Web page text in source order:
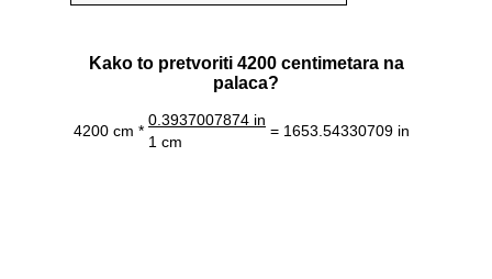
Kako to pretvoriti 4200 centimetara na
palaca?
4200 cm *
0.3937007874 in
= 1653.54330709 in
1 cm